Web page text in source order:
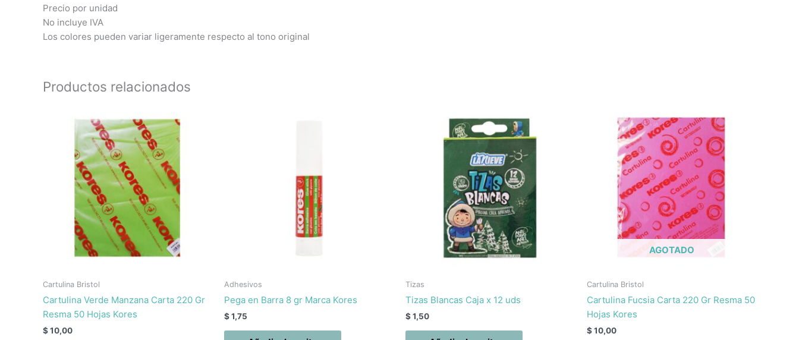
Precio por unidad
No incluye IVA
Los colores pueden variar ligeramente respecto al tono original
Productos relacionados
Cartulina Bristol
Cartulina Verde Manzana Carta 220 Gr
Resma 50 Hojas Kores
$10,00
Adhesivos
Pega en Barra 8 gr Marca Kores
$1,75
Tizas
Tizas Blancas Caja x 12 uds
$1,50
AGOTADO
Cartulina Bristol
Cartulina Fucsia Carta 220 Gr Resma 50
Hojas Kores
$10,00